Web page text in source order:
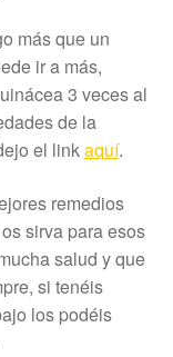
más que un
ir a más,
3 veces al
de la
el linkaquí.
remedios
sirva para esos
salud y que
si tenéis
los podéis